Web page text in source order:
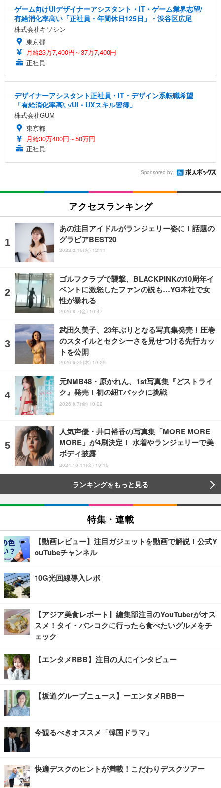
ゲーム向けUIデザイナーアシスタント・IT・ゲーム業界志望/
有給消化率高い「正社員・年間休日125日」・渋谷区広尾
株式会社キソシン
東京都
月給23万7,400円～37万7,400円
正社員
デザイナーアシスタント正社員・IT・デザイン系転職希望
「有給消化率高い/UI・UXスキル習得」
株式会社GUM
東京都
月給30万400円～50万円
正社員
Sponsored by
アクセスランキング
あの注目アイドルがランジェリー姿に！話題の
グラビアBEST20
2022.2.15(火) 12:11
ゴルフクラブで襲撃、BLACKPINKの10周年イ
ベントに激怒したファンの説も…YG本社で女
性が暴れる
2026.8.7(金) 10:47
武田久美子、23年ぶりとなる写真集発売！圧巻
のスタイルとセクシーさを見せつける先行カッ
トを公開
2026.6.25(木) 10:29
元NMB48・原かれん、1st写真集『どストライ
ク』発売！初の紐Tバックに挑戦
2026.8.7(金) 10:22
人気声優・井口裕香の写真集「MORE MORE
MORE」が4刷決定！ 水着やランジェリーで美
ボディ披露
2024.10.11(金) 19:15
ランキングをもっと見る
特集・連載
【動画レビュー】注目ガジェットを動画で解説！公式Y
ouTubeチャンネル
10G光回線導入レポ
【アジア美食レポート】編集部注目のYouTuberがオス
スメ！タイ・バンコクに行ったら食べたいグルメをチ
ェック
【エンタメRBB】注目の人にインタビュー
【坂道グループニュース】ーエンタメRBBー
今観るべきオススメ「韓国ドラマ」
快適デスクのヒントが満載！こだわりデスクツアー